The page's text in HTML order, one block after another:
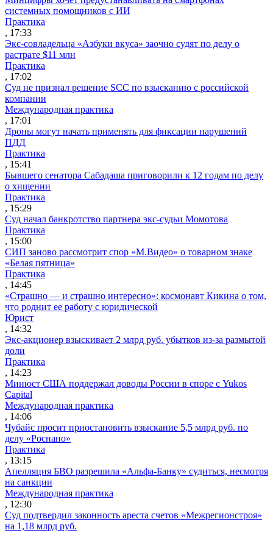
системных помощников с ИИ
Практика
, 17:33
Экс-совладельца «Азбуки вкуса» заочно судят по делу о
растрате $11 млн
Практика
, 17:02
Суд не признал решение SCC по взысканию с российской
компании
Международная практика
, 17:01
Дроны могут начать применять для фиксации нарушений
ПДД
Практика
, 15:41
Бывшего сенатора Сабадаша приговорили к 12 годам по делу
о хищении
Практика
, 15:29
Суд начал банкротство партнера экс-судьи Момотова
Практика
, 15:00
СИП заново рассмотрит спор «М.Видео» о товарном знаке
«Белая пятница»
Практика
, 14:45
«Страшно — и страшно интересно»: космонавт Кикина о том,
что роднит ее работу с юридической
Юрист
, 14:32
Экс-акционер взыскивает 2 млрд руб. убытков из-за размытой
доли
Практика
, 14:23
Минюст США поддержал доводы России в споре с Yukos
Capital
Международная практика
, 14:06
Чубайс просит приостановить взыскание 5,5 млрд руб. по
делу «Роснано»
Практика
, 13:15
Апелляция БВО разрешила «Альфа-Банку» судиться, несмотря
на санкции
Международная практика
, 12:30
Суд подтвердил законность ареста счетов «Межрегионстроя»
на 1,18 млрд руб.